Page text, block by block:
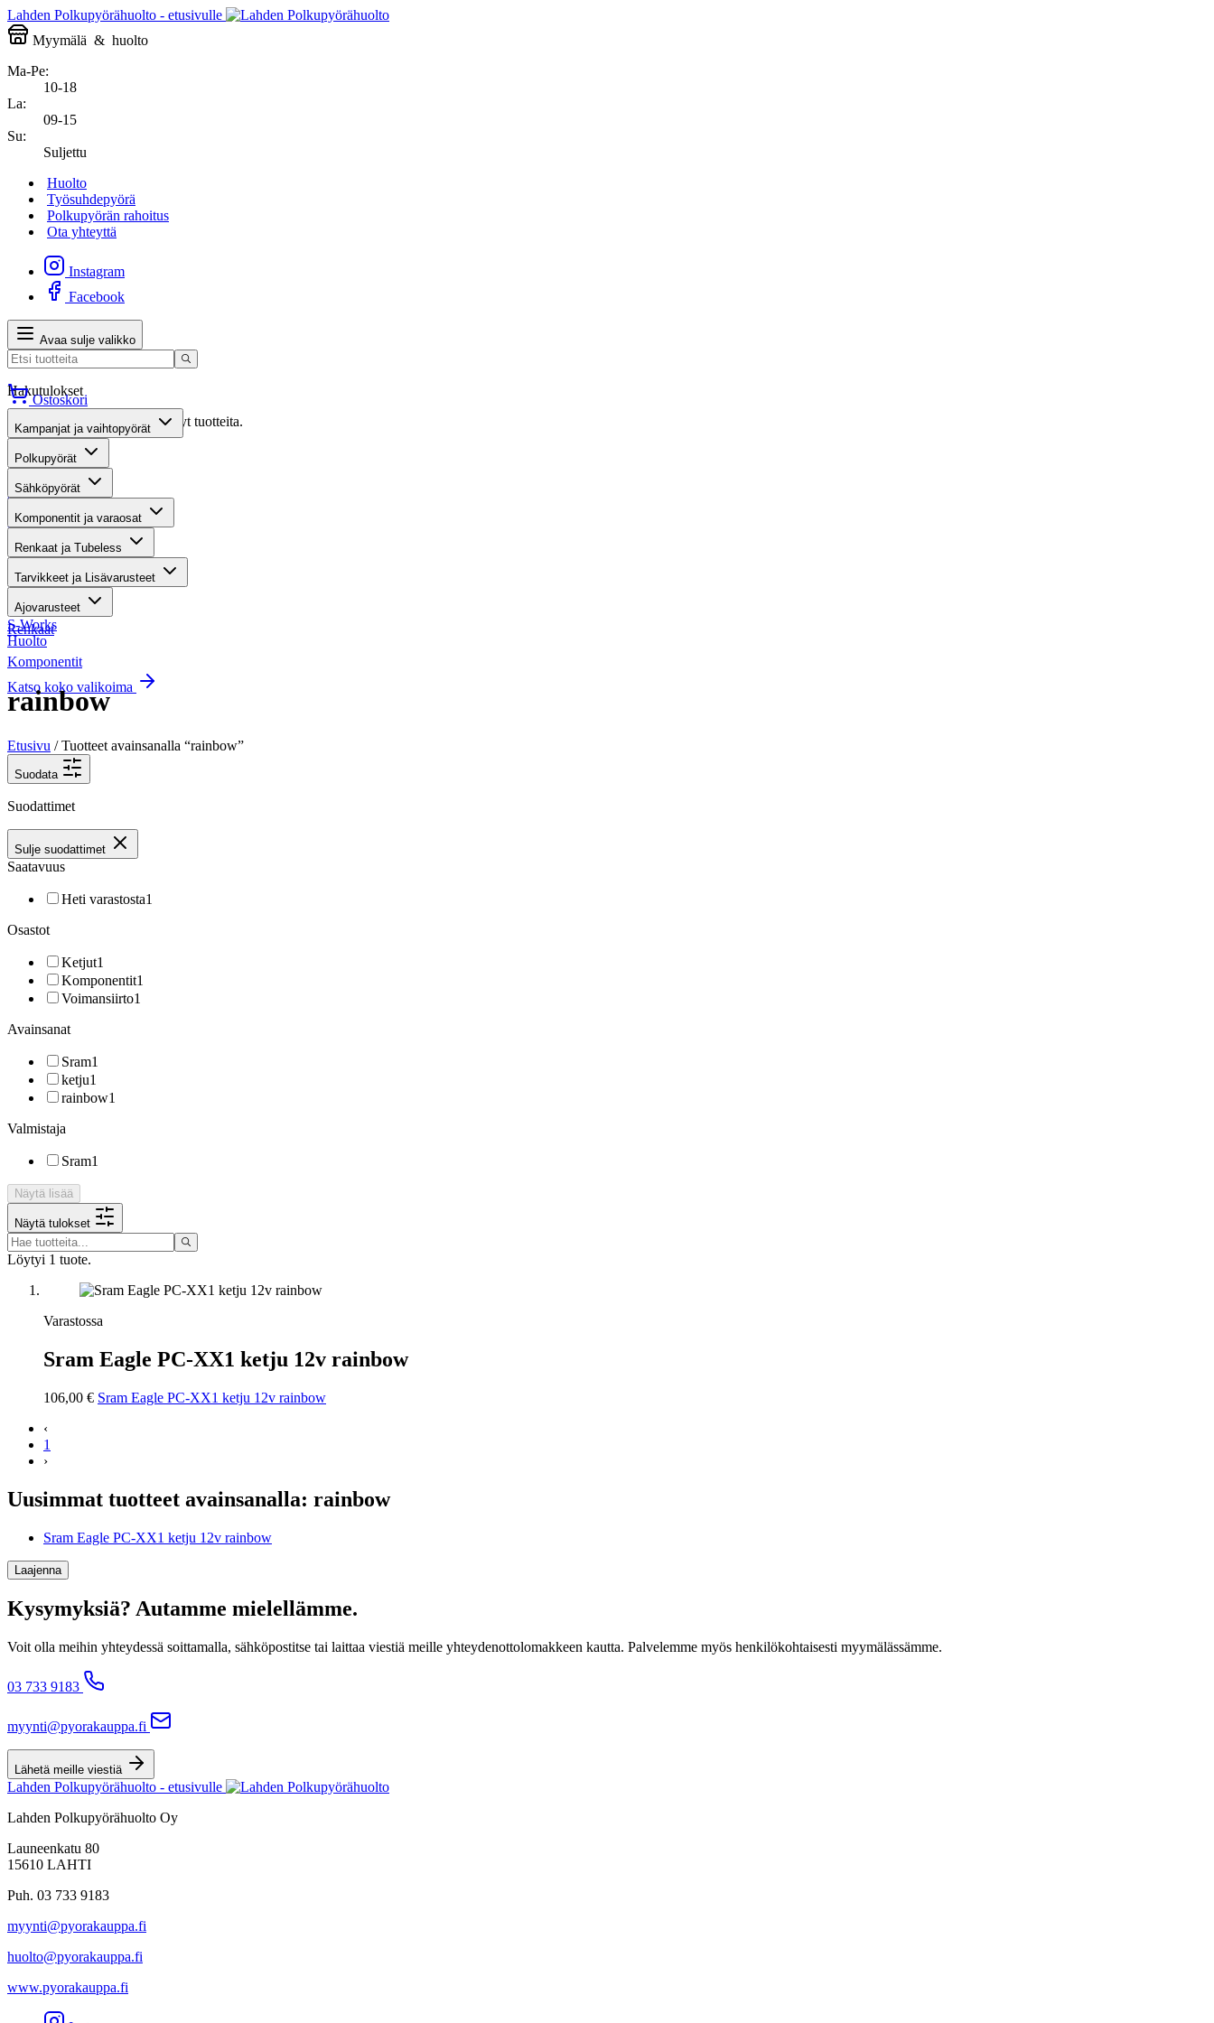
Lahden Polkupyörähuolto - etusivulle
Myymälä & huolto
Ma-Pe:
10-18
La:
09-15
Su:
Suljettu
Huolto
Työsuhdepyörä
Polkupyörän rahoitus
Ota yhteyttä
Instagram
Facebook
Avaa sulje valikko
Hakutulokset
Valitettavasti haullasi ei löytynyt tuotteita.
Suositut osastot
Gravel-pyörät
Maastosähköpyörät
Kaupunkisähköpyörät
Renkaat
Komponentit
Katso koko valikoima
Ostoskori
Kampanjat ja vaihtopyörät
Polkupyörät
Sähköpyörät
Komponentit ja varaosat
Renkaat ja Tubeless
Tarvikkeet ja Lisävarusteet
Ajovarusteet
S-Works
Huolto
rainbow
Etusivu / Tuotteet avainsanalla “rainbow”
Suodata
Suodattimet
Sulje suodattimet
Saatavuus
Heti varastosta1
Osastot
Ketjut1
Komponentit1
Voimansiirto1
Avainsanat
Sram1
ketju1
rainbow1
Valmistaja
Sram1
Näytä lisää
Näytä tulokset
Löytyi 1 tuote.
Varastossa
Sram Eagle PC-XX1 ketju 12v rainbow
106,00 € Sram Eagle PC-XX1 ketju 12v rainbow
‹
1
›
Uusimmat tuotteet avainsanalla: rainbow
Sram Eagle PC-XX1 ketju 12v rainbow
Laajenna
Kysymyksiä? Autamme mielellämme.
Voit olla meihin yhteydessä soittamalla, sähköpostitse tai laittaa viestiä meille yhteydenottolomakkeen kautta. Palvelemme myös henkilökohtaisesti myymälässämme.
03 733 9183
myynti@pyorakauppa.fi
Lähetä meille viestiä
Lahden Polkupyörähuolto - etusivulle
Lahden Polkupyörähuolto Oy
Launeenkatu 80
15610 LAHTI
Puh. 03 733 9183
myynti@pyorakauppa.fi
huolto@pyorakauppa.fi
www.pyorakauppa.fi